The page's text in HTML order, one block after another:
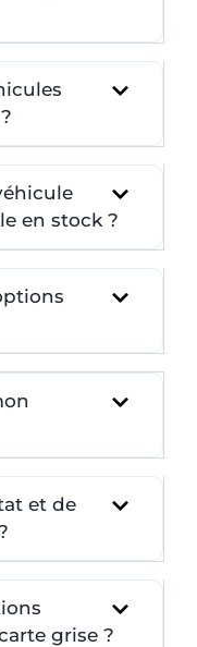
en stock ?
et de
grise ?